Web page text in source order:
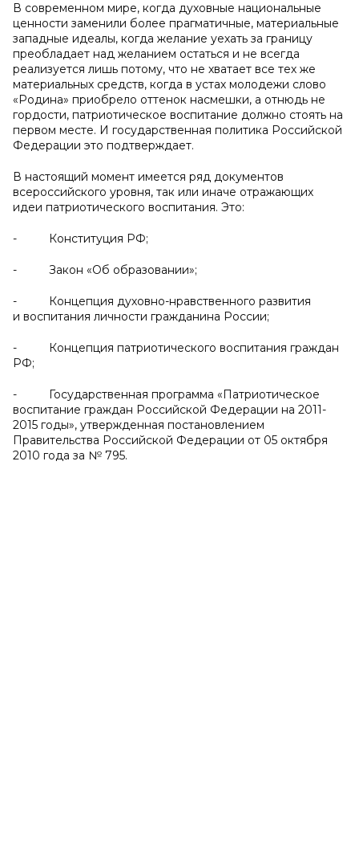
В современном мире, когда духовные национальные
ценности заменили более прагматичные, материальные
западные идеалы, когда желание уехать за границу
преобладает над желанием остаться и не всегда
реализуется лишь потому, что не хватает все тех же
материальных средств, когда в устах молодежи слово
«Родина» приобрело оттенок насмешки, а отнюдь не
гордости, патриотическое воспитание должно стоять на
первом месте. И государственная политика Российской
Федерации это подтверждает.
В настоящий момент имеется ряд документов
всероссийского уровня, так или иначе отражающих
идеи патриотического воспитания. Это:
- Конституция РФ;
- Закон «Об образовании»;
- Концепция духовно-нравственного развития
и воспитания личности гражданина России;
- Концепция патриотического воспитания граждан
РФ;
- Государственная программа «Патриотическое
воспитание граждан Российской Федерации на 2011-
2015 годы», утвержденная постановлением
Правительства Российской Федерации от 05 октября
2010 года за № 795.